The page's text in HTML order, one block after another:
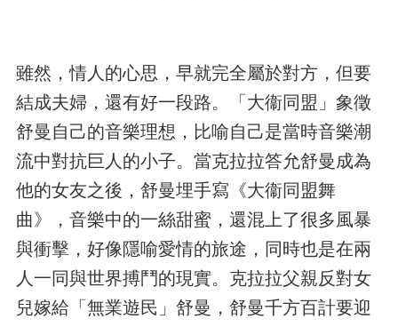
雖然，情人的心思，早就完全屬於對方，但要
結成夫婦，還有好一段路。「大衞同盟」象徵
舒曼自己的音樂理想，比喻自己是當時音樂潮
流中對抗巨人的小子。當克拉拉答允舒曼成為
他的女友之後，舒曼埋手寫《大衞同盟舞
曲》，音樂中的一絲甜蜜，還混上了很多風暴
與衝擊，好像隱喻愛情的旅途，同時也是在兩
人一同與世界搏鬥的現實。克拉拉父親反對女
兒嫁給「無業遊民」舒曼，舒曼千方百計要迎